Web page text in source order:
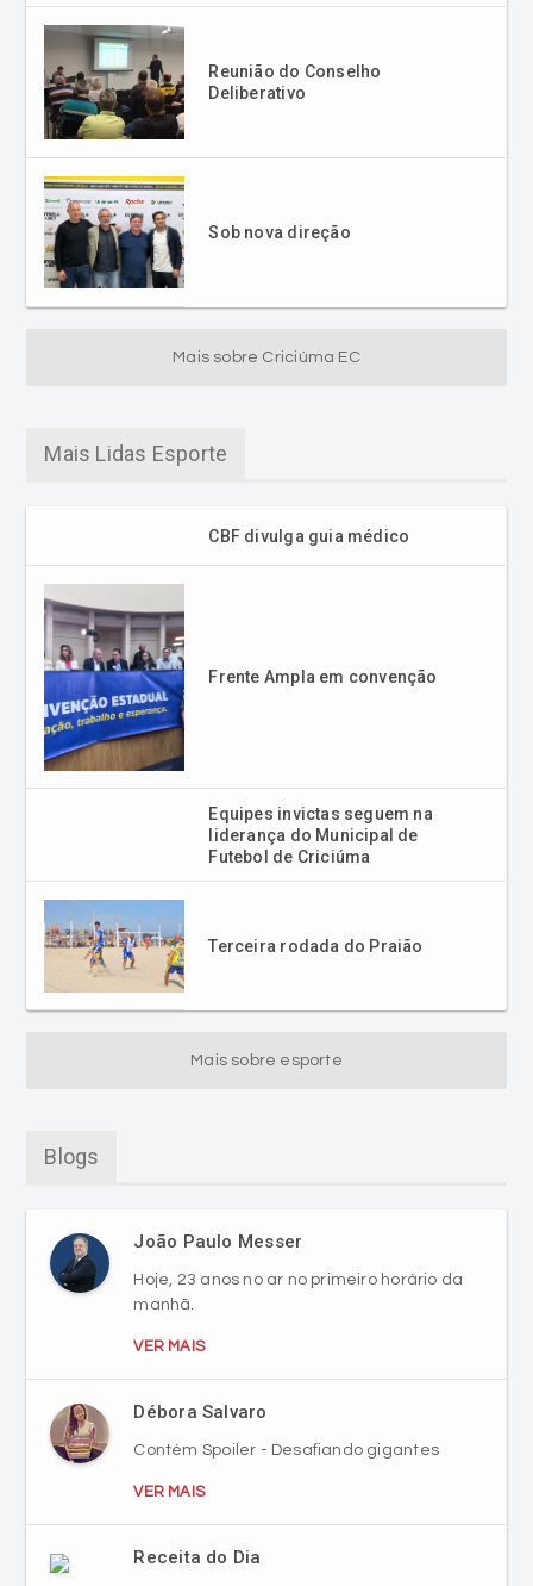
Reunião do Conselho
Deliberativo
Sob nova direção
Mais sobre Criciúma EC
Mais Lidas Esporte
CBF divulga guia médico
Frente Ampla em convenção
Equipes invictas seguem na
liderança do Municipal de
Futebol de Criciúma
Terceira rodada do Praião
Mais sobre esporte
Blogs
João Paulo Messer
Hoje, 23 anos no ar no primeiro horário da
manhã.
VER MAIS
Débora Salvaro
Contém Spoiler - Desafiando gigantes
VER MAIS
Receita do Dia